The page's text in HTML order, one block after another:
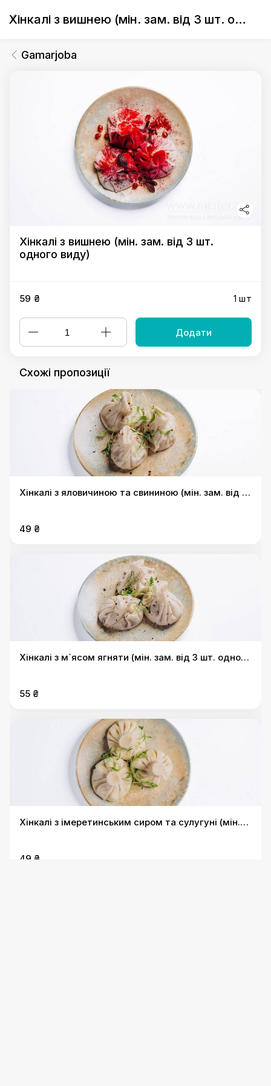
Хінкалі з вишнею (мін. зам. від 3 шт. одного виду)
Gamarjoba
Хінкалі з вишнею (мін. зам. від 3 шт.
одного виду)
59 ₴ 1 шт
Додати
Схожі пропозиції
Хінкалі з яловичиною та свининою (мін. зам. від 3
49 ₴
Хінкалі з м`ясом ягняти (мін. зам. від 3 шт. одного
55 ₴
Хінкалі з імеретинським сиром та сулугуні (мін.
49 ₴